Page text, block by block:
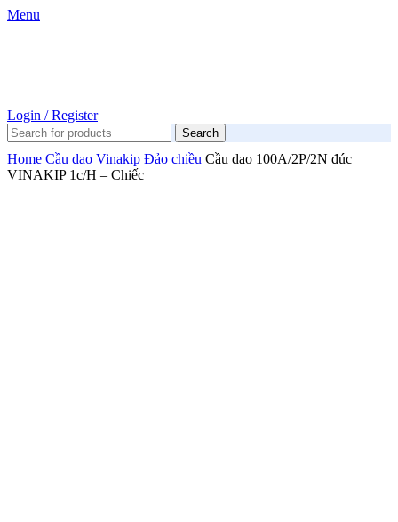
Menu
Login / Register
Search
Home Cầu dao Vinakip Đảo chiều Cầu dao 100A/2P/2N đúc
VINAKIP 1c/H – Chiếc